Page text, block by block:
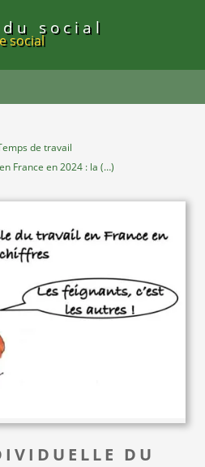
social
social
de travail
France en 2024 : la (…)
DU